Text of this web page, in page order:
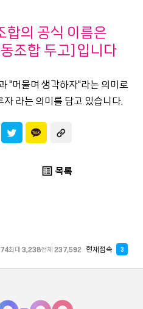
합의 공식 이름은
조합 두고]입니다
"머물며 생각하자"라는 의미로
라는 의미를 담고 있습니다.
list_alt 목록
최대 3,238전체 237,592 현재접속 3